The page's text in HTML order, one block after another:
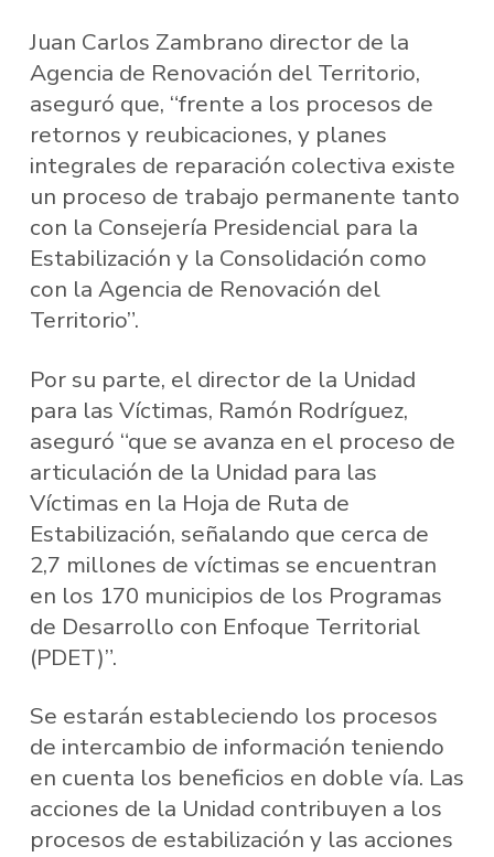
Juan Carlos Zambrano director de la
Agencia de Renovación del Territorio,
aseguró que, “frente a los procesos de
retornos y reubicaciones, y planes
integrales de reparación colectiva existe
un proceso de trabajo permanente tanto
con la Consejería Presidencial para la
Estabilización y la Consolidación como
con la Agencia de Renovación del
Territorio”.
Por su parte, el director de la Unidad
para las Víctimas, Ramón Rodríguez,
aseguró “que se avanza en el proceso de
articulación de la Unidad para las
Víctimas en la Hoja de Ruta de
Estabilización, señalando que cerca de
2,7 millones de víctimas se encuentran
en los 170 municipios de los Programas
de Desarrollo con Enfoque Territorial
(PDET)”.
Se estarán estableciendo los procesos
de intercambio de información teniendo
en cuenta los beneficios en doble vía. Las
acciones de la Unidad contribuyen a los
procesos de estabilización y las acciones